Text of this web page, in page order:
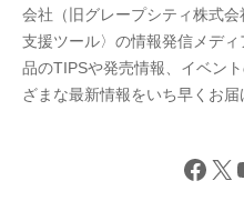
会社（旧グレープシティ株式
支援ツール〉の情報発信メデ
品のTIPSや発売情報、イベン
ざまな最新情報をいち早くお届
X